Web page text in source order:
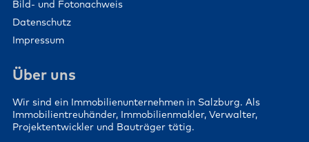
Bild- und Fotonachweis
Datenschutz
Impressum
Über uns
Wir sind ein Immobilienunternehmen in Salzburg. Als
Immobilientreuhänder, Immobilienmakler, Verwalter,
Projektentwickler und Bauträger tätig.